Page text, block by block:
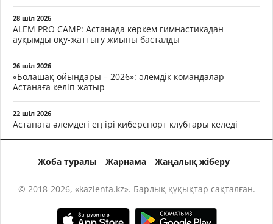
28 шіл 2026
ALEM PRO CAMP: Астанада көркем гимнастикадан
ауқымды оқу-жаттығу жиыны басталды
26 шіл 2026
«Болашақ ойындары – 2026»: әлемдік командалар
Астанаға келіп жатыр
22 шіл 2026
Астанаға әлемдегі ең ірі киберспорт клубтары келеді
Жоба туралы Жарнама Жаңалық жіберу
© 2018-2026, «kazlenta.kz». Барлық құқықтар сақталған.